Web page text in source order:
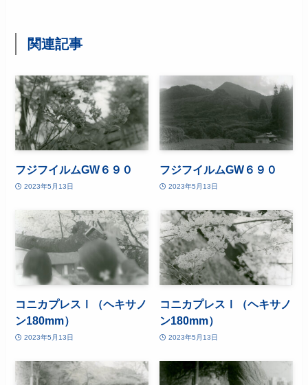
関連記事
フジフイルムGW６９０
2023年5月13日
フジフイルムGW６９０
2023年5月13日
コニカプレスⅠ（ヘキサノ
ン180mm）
2023年5月13日
コニカプレスⅠ（ヘキサノ
ン180mm）
2023年5月13日